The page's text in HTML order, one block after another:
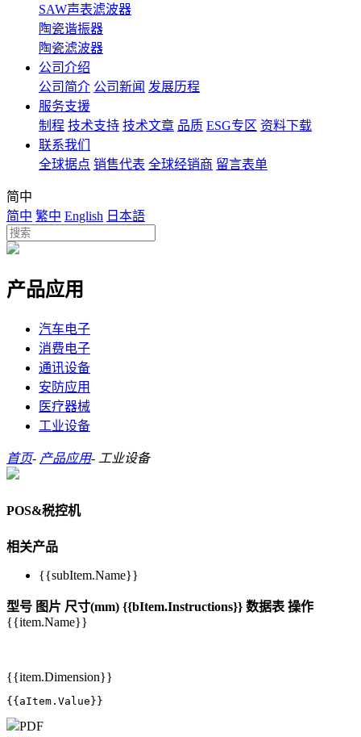
SAW声表滤波器
陶瓷谐振器
陶瓷滤波器
公司介绍
公司简介 公司新闻 发展历程
服务支援
制程 技术支持 技术文章 品质 ESG专区 资料下载
联系我们
全球据点 销售代表 全球经销商 留言表单
简中
简中 繁中 English 日本語
产品应用
汽车电子
消费电子
通讯设备
安防应用
医疗器械
工业设备
首页- 产品应用- 工业设备
POS&税控机
相关产品
{{subItem.Name}}
型号 图片 尺寸(mm) {{bItem.Instructions}} 数据表 操作
{{item.Name}}
{{item.Dimension}}
{{aItem.Value}}
PDF